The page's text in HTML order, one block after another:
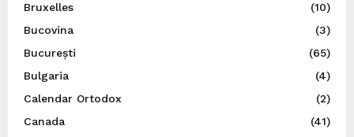
Bruxelles
(10)
Bucovina
(3)
București
(65)
Bulgaria
(4)
Calendar Ortodox
(2)
Canada
(41)